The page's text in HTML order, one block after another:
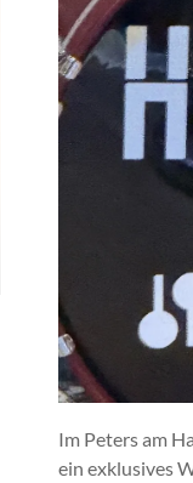
Im Peters am
ein exklusives